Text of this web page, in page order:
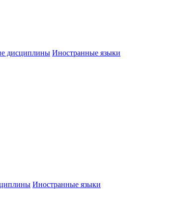
дисциплины Иностранные языки
Иностранные языки